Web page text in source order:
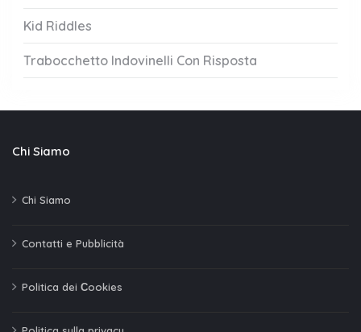
Kid Riddles
Trabocchetto Indovinelli Con Risposta
Chi Siamo
Chi Siamo
Contatti e Pubblicità
Politica dei Сookies